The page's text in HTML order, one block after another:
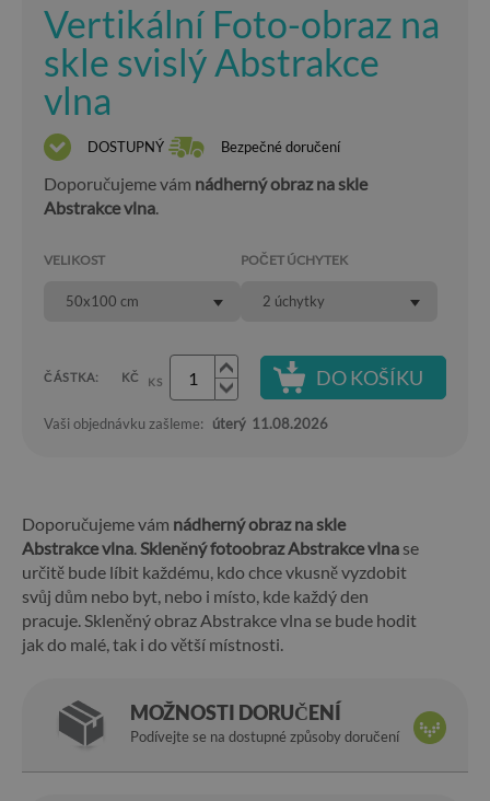
Vertikální Foto-obraz na
skle svislý Abstrakce
vlna
DOSTUPNÝ Bezpečné doručení
Doporučujeme vám nádherný obraz na skle
Abstrakce vlna.
VELIKOST
50x100 cm
POČET ÚCHYTEK
2 úchytky
ČÁSTKA: KČ KS DO KOŠÍKU
Vaši objednávku zašleme: úterý 11.08.2026
Doporučujeme vám nádherný obraz na skle
Abstrakce vlna.Skleněný fotoobraz Abstrakce vlna se
určitě bude líbit každému, kdo chce vkusně vyzdobit
svůj dům nebo byt, nebo i místo, kde každý den
pracuje. Skleněný obraz Abstrakce vlna se bude hodit
jak do malé, tak i do větší místnosti.
MOŽNOSTI DORUČENÍ
Podívejte se na dostupné způsoby doručení